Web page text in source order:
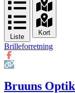
Liste
Kort
Brilleforretning
Bruuns Optik